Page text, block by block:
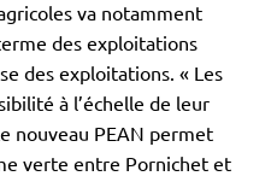
va notamment
des exploitations
des exploitations. « Les
à l’échelle de leur
nouveau PEAN permet
verte entre Pornichet et